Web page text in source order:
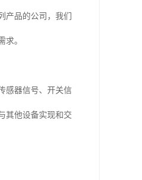
品的公司，我们
求。
感器信号、开关信
其他设备实现和交